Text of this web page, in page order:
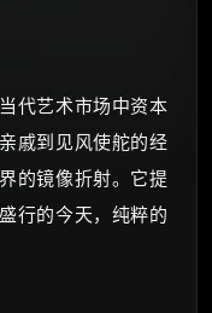
代艺术市场中资本
戚到见风使舵的经
的镜像折射。它提
行的今天，纯粹的